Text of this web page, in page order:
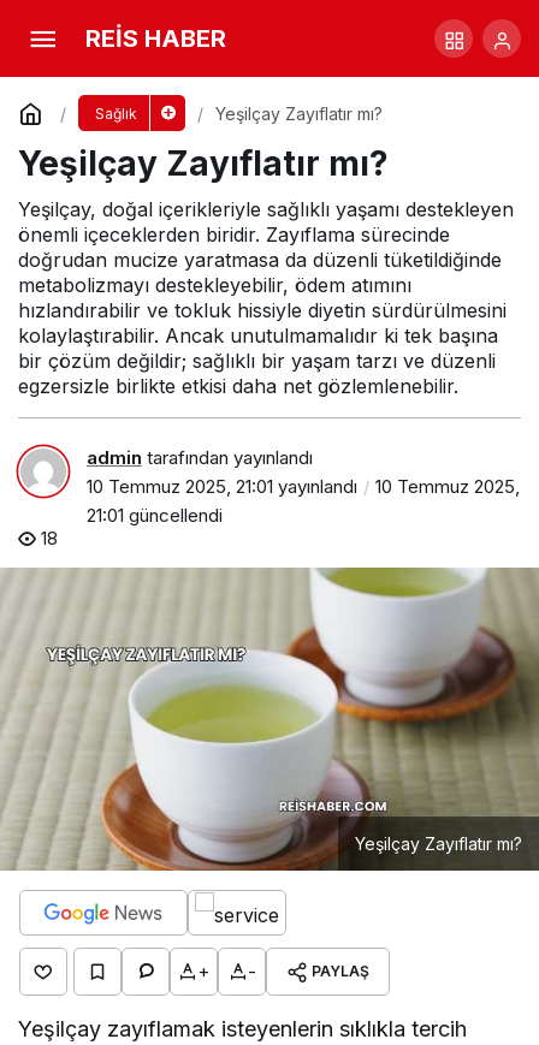
REİS HABER
Sağlık Yeşilçay Zayıflatır mı?
Yeşilçay Zayıflatır mı?
Yeşilçay, doğal içerikleriyle sağlıklı yaşamı destekleyen
önemli içeceklerden biridir. Zayıflama sürecinde
doğrudan mucize yaratmasa da düzenli tüketildiğinde
metabolizmayı destekleyebilir, ödem atımını
hızlandırabilir ve tokluk hissiyle diyetin sürdürülmesini
kolaylaştırabilir. Ancak unutulmamalıdır ki tek başına
bir çözüm değildir; sağlıklı bir yaşam tarzı ve düzenli
egzersizle birlikte etkisi daha net gözlemlenebilir.
admin tarafından yayınlandı
10 Temmuz 2025, 21:01 yayınlandı
10 Temmuz 2025,
21:01 güncellendi
18
Yeşilçay Zayıflatır mı?
+ - PAYLAŞ
Yeşilçay zayıflamak isteyenlerin sıklıkla tercih
Yeşilçay Zayıflatır mı? Yorum Yap